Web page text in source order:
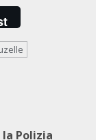
Polizia